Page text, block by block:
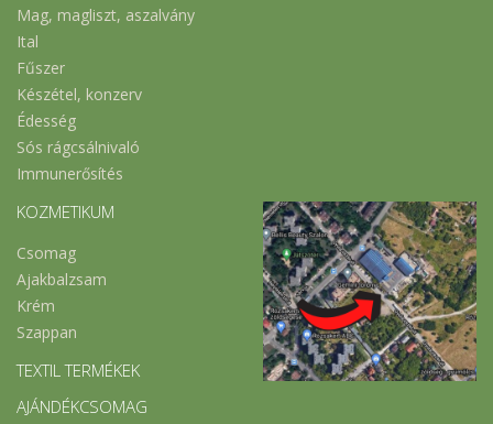
Mag, magliszt, aszalvány
Ital
Fűszer
Készétel, konzerv
Édesség
Sós rágcsálnivaló
Immunerősítés
KOZMETIKUM
Csomag
Ajakbalzsam
Krém
Szappan
TEXTIL TERMÉKEK
AJÁNDÉKCSOMAG